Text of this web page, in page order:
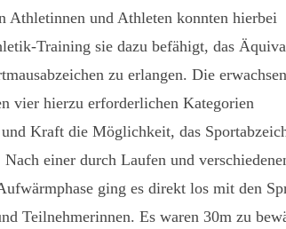
Athletinnen und Athleten konnten hierbei
Training sie dazu befähigt, das
zu erlangen. Die
vier hierzu erforderlichen Kategorien
Kraft die Möglichkeit, das
einer durch Laufen und
ging es direkt los mit den
Teilnehmerinnen. Es waren 30m zu